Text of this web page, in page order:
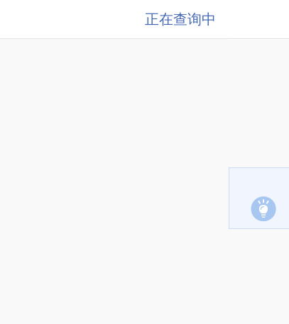
正在查询中